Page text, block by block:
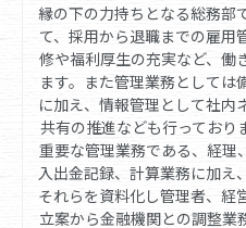
縁の下の力持ちとなる総務部
て、採用から退職までの雇用
修や福利厚生の充実など、働
ます。また管理業務としては
に加え、情報管理として社内
共有の推進なども行っており
重要な管理業務である、経理
入出金記録、計算業務に加え
それらを資料化し管理者、経
立案から金融機関との調整業